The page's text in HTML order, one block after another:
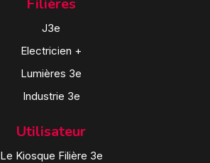
J3e
Electricien +
Lumières 3e
Industrie 3e
Utilisateur
Le Kiosque Filière 3e